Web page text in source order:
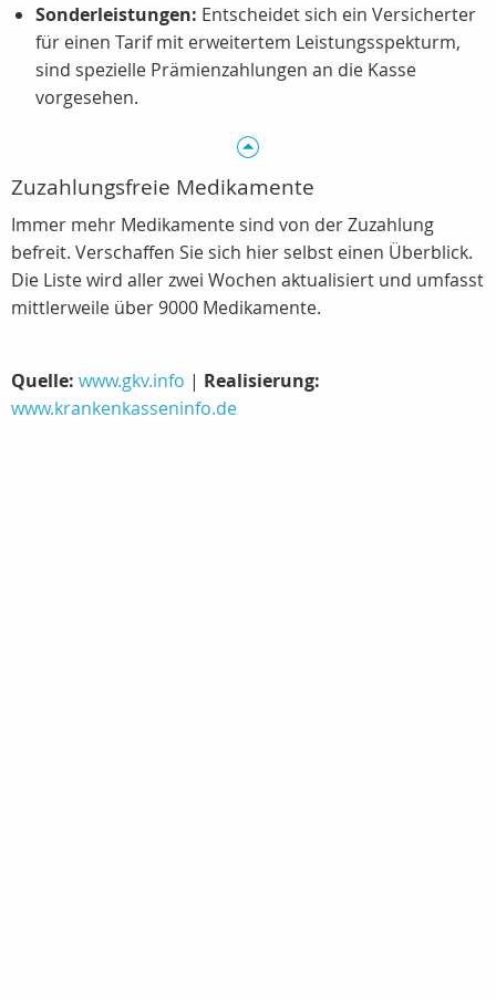
Sonderleistungen: Entscheidet sich ein Versicherter
für einen Tarif mit erweitertem Leistungsspekturm,
sind spezielle Prämienzahlungen an die Kasse
vorgesehen.
Zuzahlungsfreie Medikamente
Immer mehr Medikamente sind von der Zuzahlung
befreit. Verschaffen Sie sich hier selbst einen Überblick.
Die Liste wird aller zwei Wochen aktualisiert und umfasst
mittlerweile über 9000 Medikamente.
Quelle: www.gkv.info | Realisierung:
www.krankenkasseninfo.de